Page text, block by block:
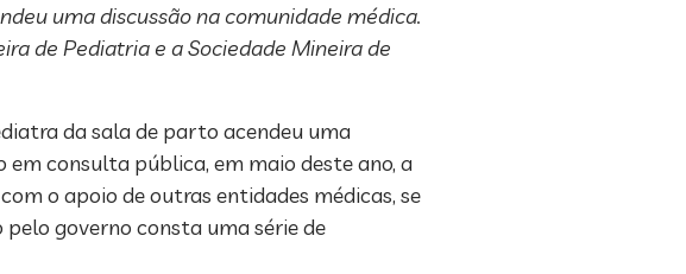
uma discussão na comunidade médica.
de Pediatria e a Sociedade Mineira de
da sala de parto acendeu uma
consulta pública, em maio deste ano, a
o apoio de outras entidades médicas, se
governo consta uma série de